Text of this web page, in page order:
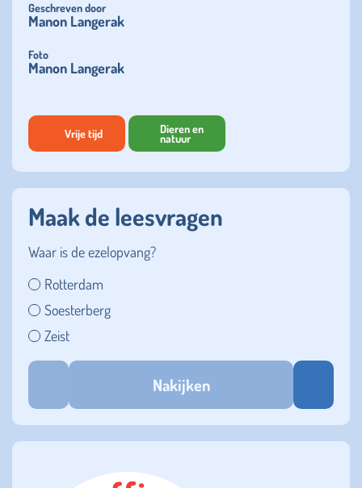
Geschreven door
Manon Langerak
Foto
Manon Langerak
Vrije tijd Dieren en
natuur
Maak de leesvragen
Waar is de ezelopvang?
Rotterdam
Soesterberg
Zeist
Nakijken